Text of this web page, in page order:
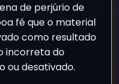
de perjúrio de
fé que o material
como resultado
incorreta do
ou desativado.